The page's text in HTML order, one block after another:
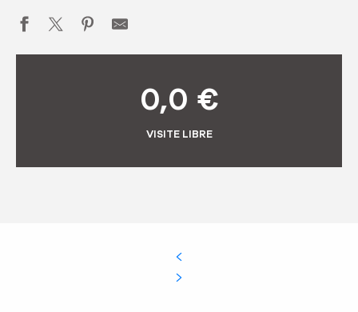
0,0 €
VISITE LIBRE